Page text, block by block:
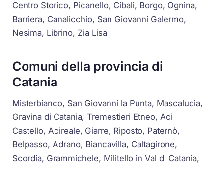
Centro Storico, Picanello, Cibali, Borgo, Ognina,
Barriera, Canalicchio, San Giovanni Galermo,
Nesima, Librino, Zia Lisa
Comuni della provincia di
Catania
Misterbianco, San Giovanni la Punta, Mascalucia,
Gravina di Catania, Tremestieri Etneo, Aci
Castello, Acireale, Giarre, Riposto, Paternò,
Belpasso, Adrano, Biancavilla, Caltagirone,
Scordia, Grammichele, Militello in Val di Catania,